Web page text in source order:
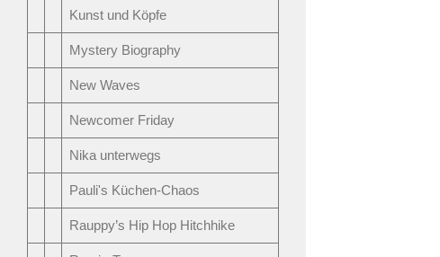
Kunst und Köpfe
Mystery Biography
New Waves
Newcomer Friday
Nika unterwegs
Pauli's Küchen-Chaos
Rauppy’s Hip Hop Hitchhike